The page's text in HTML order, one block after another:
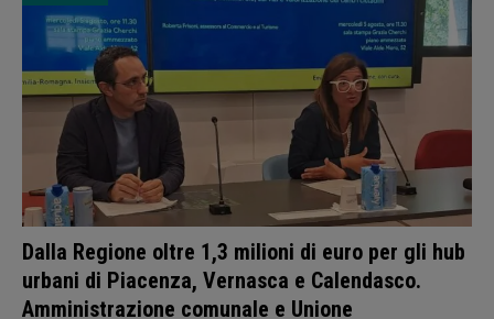
Dalla Regione oltre 1,3 milioni di euro per gli hub
urbani di Piacenza, Vernasca e Calendasco.
Amministrazione comunale e Unione